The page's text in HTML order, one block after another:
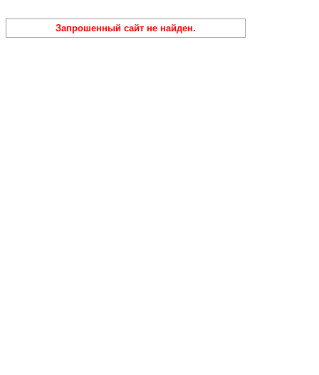
Запрошенный сайт не найден.